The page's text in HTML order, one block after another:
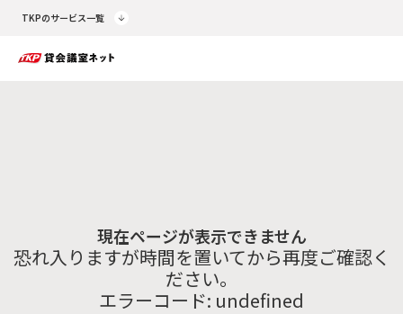
TKPのサービス一覧
現在ページが表示できません
恐れ入りますが時間を置いてから再度ご確認く
ださい。
エラーコード: undefined